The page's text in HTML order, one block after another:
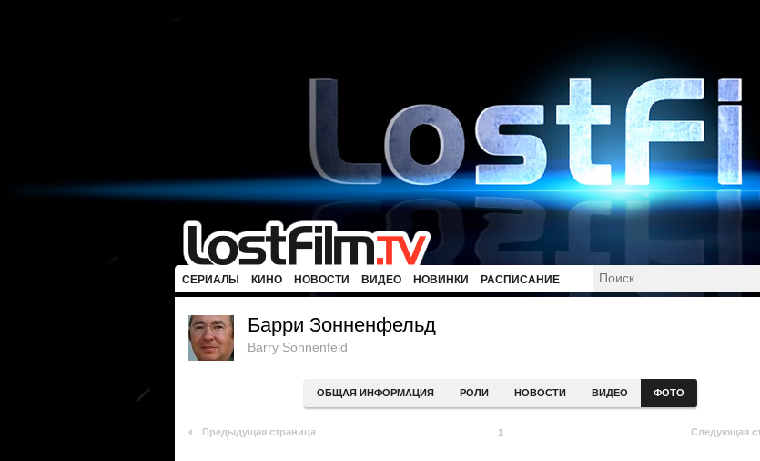
СЕРИАЛЫ КИНО НОВОСТИ ВИДЕО НОВИНКИ РАСПИСАНИЕ
Барри Зонненфельд
Barry Sonnenfeld
ОБЩАЯ ИНФОРМАЦИЯ РОЛИ НОВОСТИ ВИДЕО ФОТО
Предыдущая страница 1 Следующая